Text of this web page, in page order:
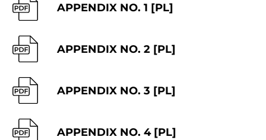
APPENDIX NO. 1 [PL]
APPENDIX NO. 2 [PL]
APPENDIX NO. 3 [PL]
APPENDIX NO. 4 [PL]